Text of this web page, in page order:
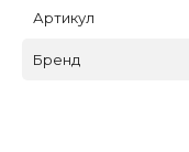
Артикул
Бренд